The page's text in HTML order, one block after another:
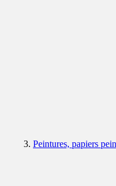
Peintures, papiers